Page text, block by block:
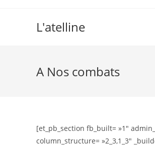
L'atelline
A Nos combats
[et_pb_section fb_built= »1″
column_structure= »2_3,1_3″